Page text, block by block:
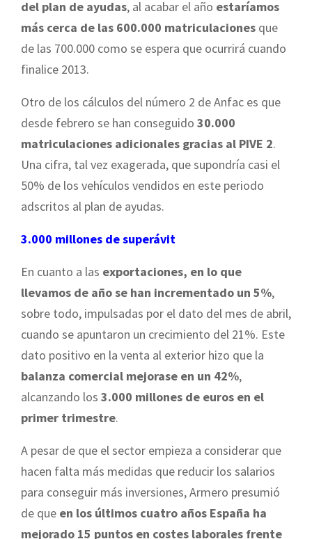
del plan de ayudas, al acabar el año estaríamos
más cerca de las 600.000 matriculaciones que
de las 700.000 como se espera que ocurrirá cuando
finalice 2013.
Otro de los cálculos del número 2 de Anfac es que
desde febrero se han conseguido 30.000
matriculaciones adicionales gracias al PIVE 2.
Una cifra, tal vez exagerada, que supondría casi el
50% de los vehículos vendidos en este periodo
adscritos al plan de ayudas.
3.000 millones de superávit
En cuanto a las exportaciones, en lo que
llevamos de año se han incrementado un 5%,
sobre todo, impulsadas por el dato del mes de abril,
cuando se apuntaron un crecimiento del 21%. Este
dato positivo en la venta al exterior hizo que la
balanza comercial mejorase en un 42%,
alcanzando los 3.000 millones de euros en el
primer trimestre.
A pesar de que el sector empieza a considerar que
hacen falta más medidas que reducir los salarios
para conseguir más inversiones, Armero presumió
de que en los últimos cuatro años España ha
mejorado 15 puntos en costes laborales frente